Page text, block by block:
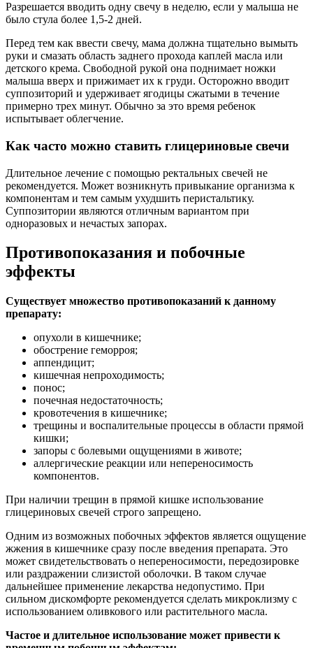
Разрешается вводить одну свечу в неделю, если у малыша не
было стула более 1,5-2 дней.
Перед тем как ввести свечу, мама должна тщательно вымыть
руки и смазать область заднего прохода каплей масла или
детского крема. Свободной рукой она поднимает ножки
малыша вверх и прижимает их к груди. Осторожно вводит
суппозиторий и удерживает ягодицы сжатыми в течение
примерно трех минут. Обычно за это время ребенок
испытывает облегчение.
Как часто можно ставить глицериновые свечи
Длительное лечение с помощью ректальных свечей не
рекомендуется. Может возникнуть привыкание организма к
компонентам и тем самым ухудшить перистальтику.
Суппозитории являются отличным вариантом при
одноразовых и нечастых запорах.
Противопоказания и побочные
эффекты
Существует множество противопоказаний к данному
препарату:
опухоли в кишечнике;
обострение геморроя;
аппендицит;
кишечная непроходимость;
понос;
почечная недостаточность;
кровотечения в кишечнике;
трещины и воспалительные процессы в области прямой
кишки;
запоры с болевыми ощущениями в животе;
аллергические реакции или непереносимость
компонентов.
При наличии трещин в прямой кишке использование
глицериновых свечей строго запрещено.
Одним из возможных побочных эффектов является ощущение
жжения в кишечнике сразу после введения препарата. Это
может свидетельствовать о непереносимости, передозировке
или раздражении слизистой оболочки. В таком случае
дальнейшее применение лекарства недопустимо. При
сильном дискомфорте рекомендуется сделать микроклизму с
использованием оливкового или растительного масла.
Частое и длительное использование может привести к